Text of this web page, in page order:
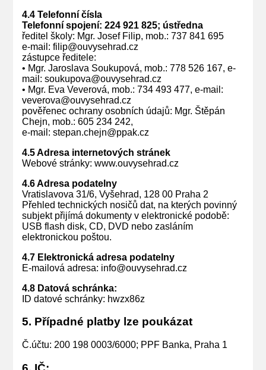
4.4 Telefonní čísla
Telefonní spojení: 224 921 825; ústředna
ředitel školy: Mgr. Josef Filip, mob.: 737 841 695
e-mail: filip@ouvysehrad.cz
zástupce ředitele:
• Mgr. Jaroslava Soukupová, mob.: 778 526 167, e-
mail: soukupova@ouvysehrad.cz
• Mgr. Eva Veverová, mob.: 734 493 477, e-mail:
veverova@ouvysehrad.cz
pověřenec ochrany osobních údajů: Mgr. Štěpán
Chejn, mob.: 605 234 242,
e-mail: stepan.chejn@ppak.cz
4.5 Adresa internetových stránek
Webové stránky: www.ouvysehrad.cz
4.6 Adresa podatelny
Vratislavova 31/6, Vyšehrad, 128 00 Praha 2
Přehled technických nosičů dat, na kterých povinný
subjekt přijímá dokumenty v elektronické podobě:
USB flash disk, CD, DVD nebo zasláním
elektronickou poštou.
4.7 Elektronická adresa podatelny
E-mailová adresa: info@ouvysehrad.cz
4.8 Datová schránka:
ID datové schránky: hwzx86z
5. Případné platby lze poukázat
Č.účtu: 200 198 0003/6000; PPF Banka, Praha 1